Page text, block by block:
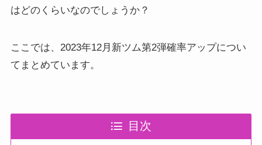
はどのくらいなのでしょうか？
ここでは、2023年12月新ツム第2弾確率アップについ
てまとめています。
目次